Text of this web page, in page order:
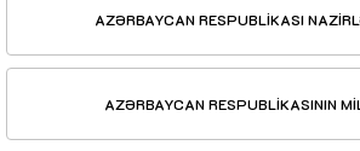
AZƏRBAYCAN RESPUBLİKASI
AZƏRBAYCAN RESPUBLİKASININ